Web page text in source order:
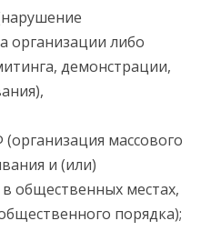
организации либо
демонстрации,
массового
и (или)
общественных местах,
порядка);